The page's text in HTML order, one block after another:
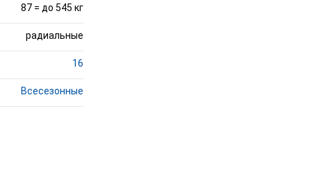
87 = до 545 кг
радиальные
16
Всесезонные